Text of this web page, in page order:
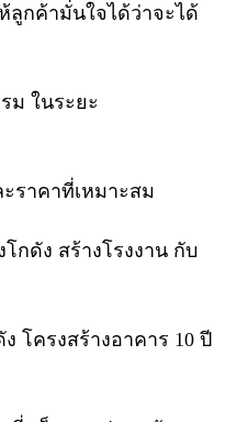
ลูกค้ามั่นใจได้ว่าจะได้
ม ในระยะ
ะราคาที่เหมาะสม
กดัง สร้างโรงงาน กับ
โครงสร้างอาคาร 10 ปี